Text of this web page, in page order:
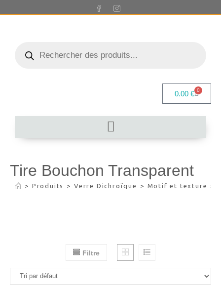
0.00 € 0
Tire Bouchon Transparent
> Produits > Verre Dichroïque > Motif et texture >
Filtre